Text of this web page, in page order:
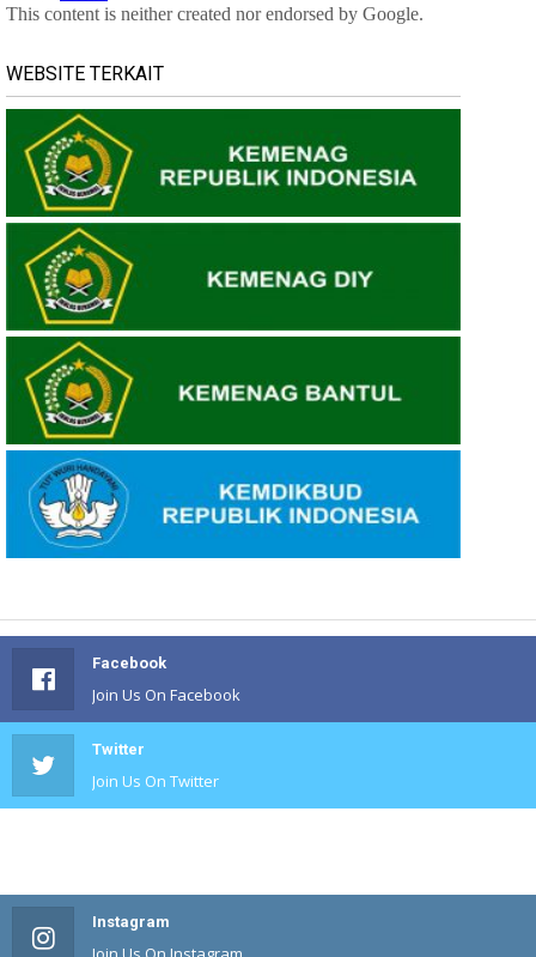
WEBSITE TERKAIT
Facebook
Join Us On Facebook
Twitter
Join Us On Twitter
Instagram